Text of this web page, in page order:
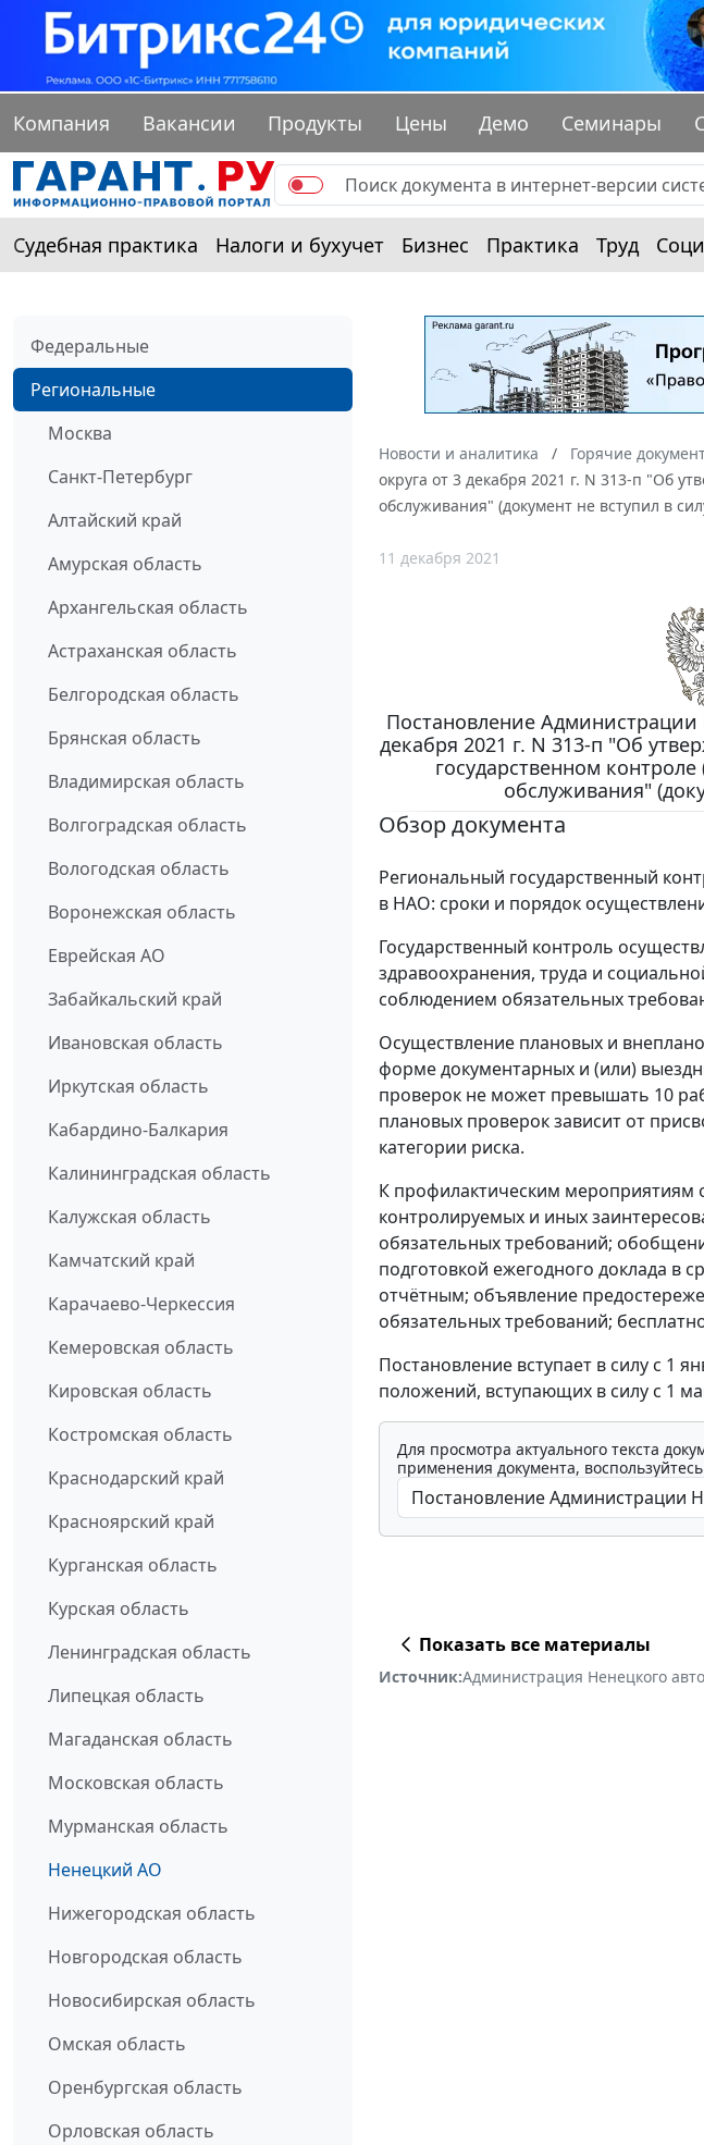
Компания Вакансии Продукты Цены Демо Семинары
Судебная практика Налоги и бухучет Бизнес Практика Труд
Федеральные
Региональные
Москва
Санкт-Петербург
Алтайский край
Амурская область
Архангельская область
Астраханская область
Белгородская область
Брянская область
Владимирская область
Волгоградская область
Вологодская область
Воронежская область
Еврейская АО
Забайкальский край
Ивановская область
Иркутская область
Кабардино-Балкария
Калининградская область
Калужская область
Камчатский край
Карачаево-Черкессия
Кемеровская область
Кировская область
Костромская область
Краснодарский край
Красноярский край
Курганская область
Курская область
Ленинградская область
Липецкая область
Магаданская область
Московская область
Мурманская область
Ненецкий АО
Нижегородская область
Новгородская область
Новосибирская область
Омская область
Оренбургская область
Орловская область
Новости и аналитика Горячие
округа от 3 декабря 2021 г. N 313-п "Об
обслуживания" (документ не вступил в
11 декабря 2021
Постановление Администрации
декабря 2021 г. N 313-п "Об
государственном
обслуживания"
Обзор документа
Региональный государственный
в НАО: сроки и порядок
Государственный контроль
здравоохранения, труда и
соблюдением обязательных
Осуществление плановых и
форме документарных и (или)
проверок не может превышать 10
плановых проверок зависит от
категории риска.
К профилактическим мероприятиям
контролируемых и иных
обязательных требований;
подготовкой ежегодного доклада в
отчётным; объявление
обязательных требований;
Постановление вступает в силу с 1
положений, вступающих в силу с 1
Для просмотра актуального текста
применения документа,
Показать все материалы
Источник:Администрация Ненецкого